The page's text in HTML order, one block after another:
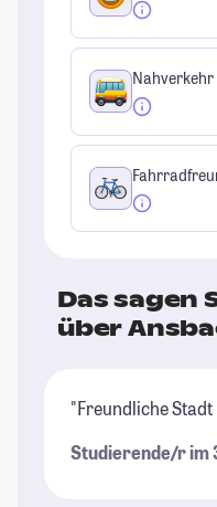
Nahverkehr
Das sagen
über
"Freundliche
Studierende/r im